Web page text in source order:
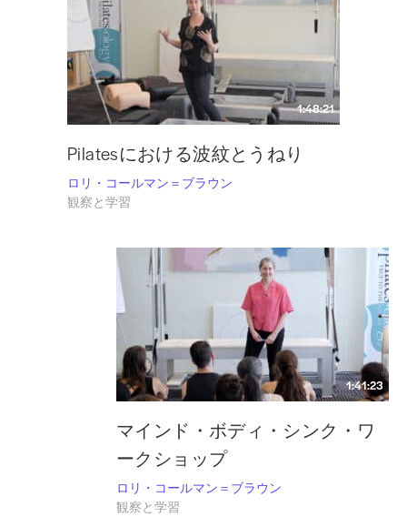
1:48:21
Pilatesにおける波紋とうねり
ロリ・コールマン＝ブラウン
観察と学習
1:41:23
マインド・ボディ・シンク・ワ
ークショップ
ロリ・コールマン＝ブラウン
観察と学習